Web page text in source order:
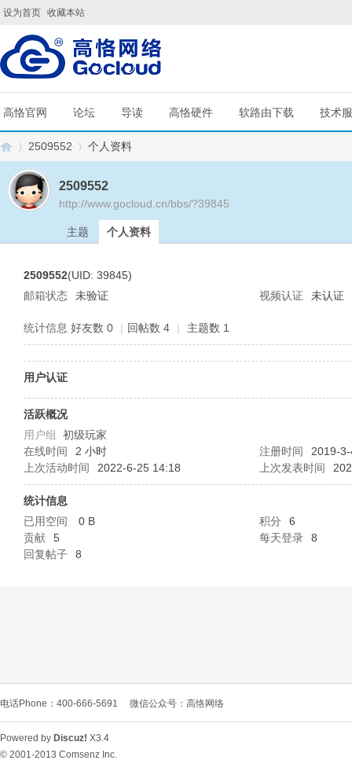
设为首页 收藏本站
高恪官网 论坛 导读 高恪硬件 软路由下载 技术
L
2509552
›
个人资料
2509552
http://www.gocloud.cn/bbs/?39845
主题 个人资料
2509552(UID: 39845)
邮箱状态
未验证 视频认证 未认证
统计信息 好友数 0 | 回帖数 4 | 主题数 1
用户认证
活跃概况
用户组 初级玩家
在线时间
2 小时 注册时间
2019-
上次活动时间
2022-6-25 14:18 上次发表时间
统计信息
已用空间
0 B 积分
6
贡献
5 每天登录
8
回复帖子
8
电话Phone：400-666-5691 微信公众号：高恪网络
Powered by Discuz! X3.4
© 2001-2013 Comsenz Inc.